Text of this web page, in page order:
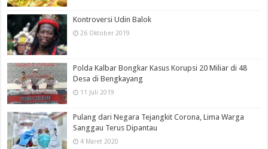
Kontroversi Udin Balok
26 Oktober 2019
Polda Kalbar Bongkar Kasus Korupsi 20 Miliar di 48
Desa di Bengkayang
11 Juli 2019
Pulang dari Negara Tejangkit Corona, Lima Warga
Sanggau Terus Dipantau
4 Maret 2020